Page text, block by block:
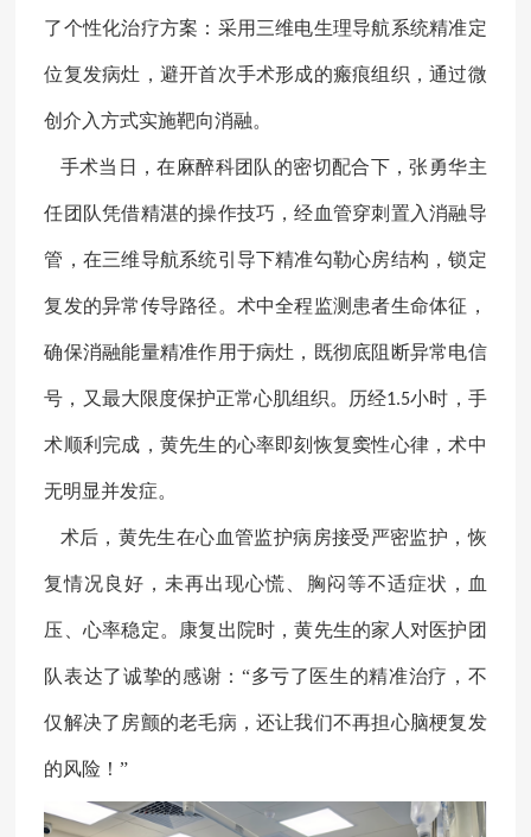
了个性化治疗方案：采用三维电生理导航系统精准定
位复发病灶，避开首次手术形成的瘢痕组织，通过微
创介入方式实施靶向消融。
手术当日，在麻醉科团队的密切配合下，张勇华主
任团队凭借精湛的操作技巧，经血管穿刺置入消融导
管，在三维导航系统引导下精准勾勒心房结构，锁定
复发的异常传导路径。术中全程监测患者生命体征，
确保消融能量精准作用于病灶，既彻底阻断异常电信
号，又最大限度保护正常心肌组织。历经1.5小时，手
术顺利完成，黄先生的心率即刻恢复窦性心律，术中
无明显并发症。
术后，黄先生在心血管监护病房接受严密监护，恢
复情况良好，未再出现心慌、胸闷等不适症状，血
压、心率稳定。康复出院时，黄先生的家人对医护团
队表达了诚挚的感谢 ： “多亏了医生的精准治疗，不
仅解决了房颤的老毛病，还让我们不再担心脑梗复发
的风险！”